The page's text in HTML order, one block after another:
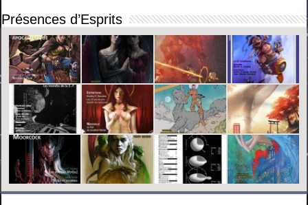
Présences d’Esprits